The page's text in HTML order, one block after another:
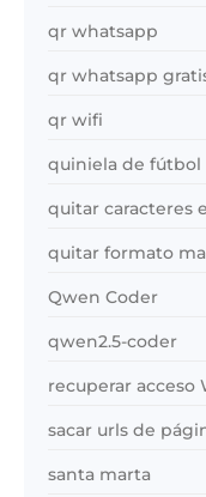
qr whatsapp
qr whatsapp
qr wifi
quiniela de fútbol
quitar caracteres
quitar formato
Qwen Coder
qwen2.5-coder
recuperar acceso
sacar urls de
santa marta